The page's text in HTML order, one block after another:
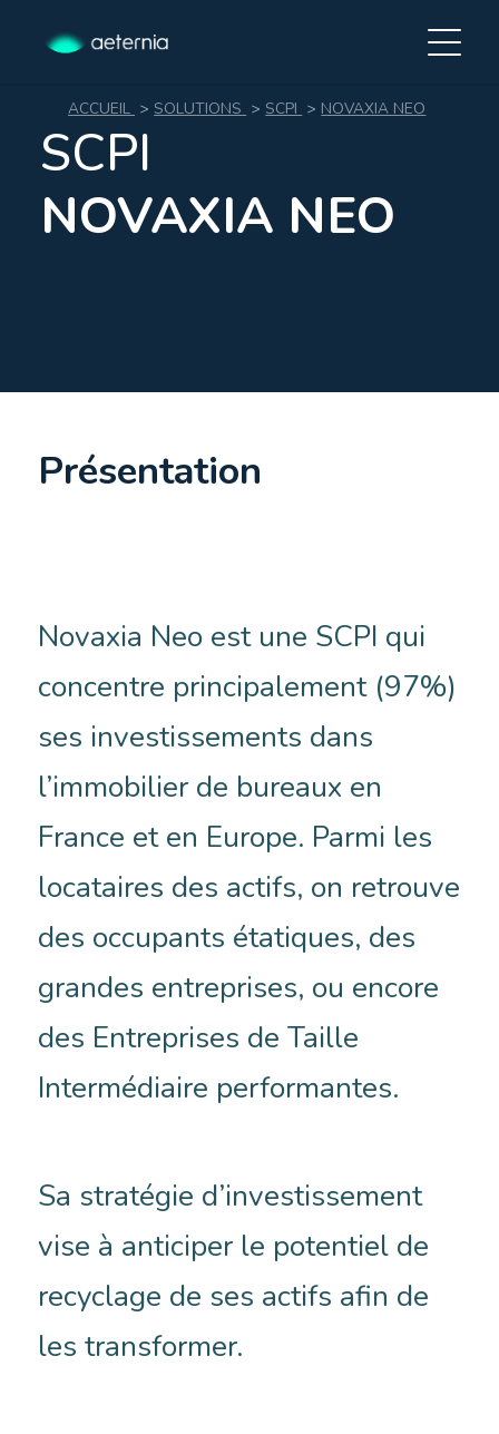
ACCUEIL > SOLUTIONS > SCPI > NOVAXIA NEO
SCPI
NOVAXIA NEO
Présentation
Novaxia Neo est une SCPI qui
concentre principalement (97%)
ses investissements dans
l’immobilier de bureaux en
France et en Europe. Parmi les
locataires des actifs, on retrouve
des occupants étatiques, des
grandes entreprises, ou encore
des Entreprises de Taille
Intermédiaire performantes.
Sa stratégie d’investissement
vise à anticiper le potentiel de
recyclage de ses actifs afin de
les transformer.